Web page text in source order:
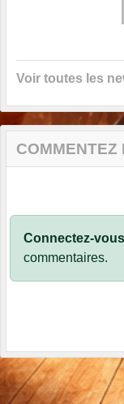
Voir toutes les
COMMENTEZ
Connectez-vous
commentaires.